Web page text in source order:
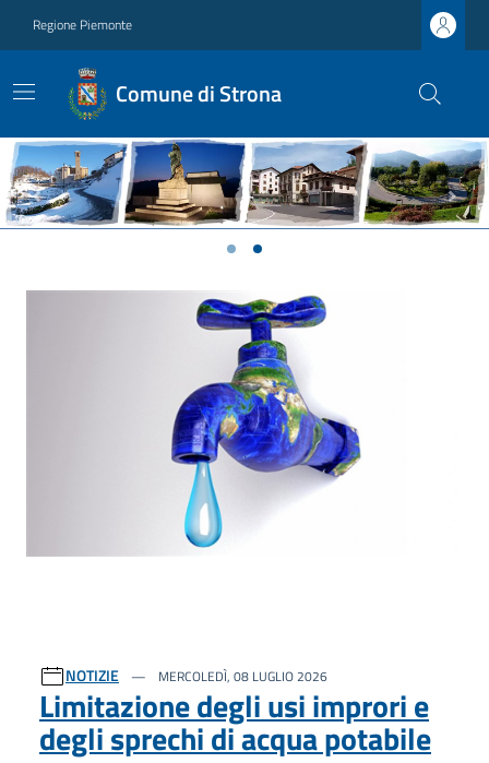
Regione Piemonte
Comune di Strona
Previous Next
Ultime notizie
NOTIZIE MERCOLEDÌ, 08 LUGLIO 2026
Limitazione degli usi improri e
degli sprechi di acqua potabile